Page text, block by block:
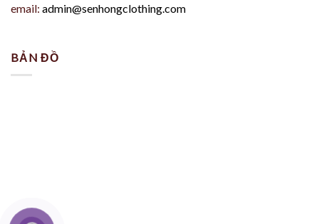
email: admin@senhongclothing.com
BẢN ĐỒ